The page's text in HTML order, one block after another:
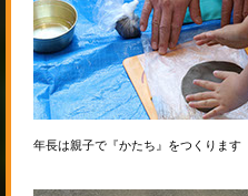
年長は親子で『かたち』をつくります